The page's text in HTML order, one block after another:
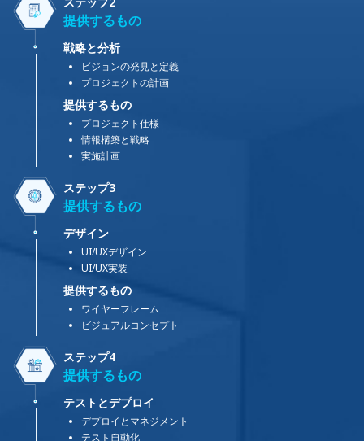
提供するもの
戦略と分析
ビジョンの発見と定義
プロジェクトの計画
提供するもの
プロジェクト仕様
情報構築と戦略
実施計画
ステップ3
提供するもの
デザイン
UI/UXデザイン
UI/UX実装
提供するもの
ワイヤーフレーム
ビジュアルコンセプト
ステップ4
提供するもの
テストとデプロイ
デプロイとマネジメント
テスト自動化